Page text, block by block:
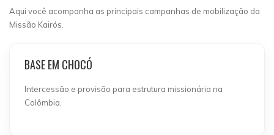
Aqui você acompanha as principais campanhas de mobilização da
Missão Kairós.
BASE EM CHOCÓ
Intercessão e provisão para estrutura missionária na
Colômbia.